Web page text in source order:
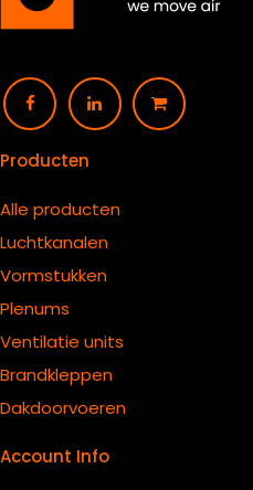
Producten
Alle producten
Luchtkanalen
Vormstukken
Plenums
Ventilatie units
Brandkleppen
Dakdoorvoeren
Account Info